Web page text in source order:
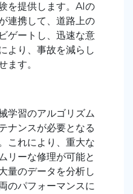
を提供します。AIの
連携して、道路上の
ゲートし、迅速な意
より、事故を減らし
ます。
学習のアルゴリズム
ナンスが必要となる
これにより、重大な
リーな修理が可能と
量のデータを分析し
のパフォーマンスに